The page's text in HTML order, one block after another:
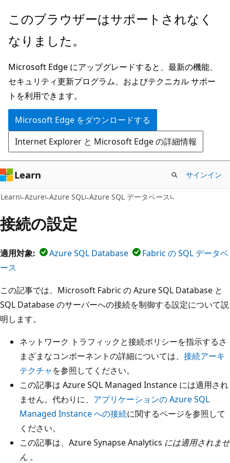
メ
ン
ン
テ
ン
ツ
に
ス
キ
ッ
プ
このブラウザーはサポートされなく
なりました。
Microsoft Edge にアップグレードすると、最新の機能、
セキュリティ更新プログラム、およびテクニカル サポー
トを利用できます。
Microsoft Edge をダウンロードする
Internet Explorer と Microsoft Edge の詳細情報
Learn サインイン
Learn Azure Azure SQL Azure SQL データベース
接続の設定
適用対象: Azure SQL Database
Fabric の SQL データベ
ース
この記事では、Microsoft Fabric の Azure SQL Database と
SQL Database のサーバーへの接続を制御する設定について説
明します。
ネットワーク トラフィックと接続ポリシーを指示するさ
まざまなコンポーネントの詳細については、 接続アーキ
テクチャを参照してください。
この記事は Azure SQL Managed Instance には適用され
ません。代わりに、 アプリケーションの Azure SQL
Managed Instance への接続に関するページを参照して
ください。
この記事は、Azure Synapse Analytics には適用されませ
ん 。